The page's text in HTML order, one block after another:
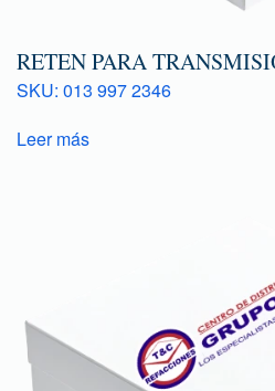
RETEN PARA
SKU: 013 997 2346
Leer más